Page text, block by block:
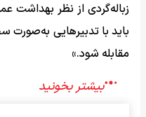
زباله‌گردی از نظر بهداشت
باید با تدبیرهایی به‌صورت
مقابله شود.»